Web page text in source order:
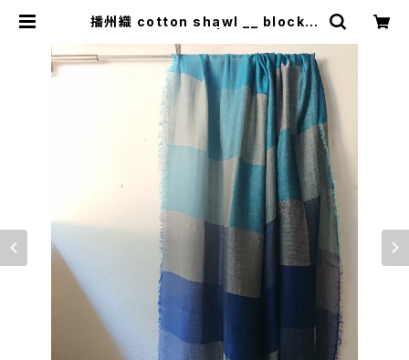
播州織 cotton shawl __ block 2